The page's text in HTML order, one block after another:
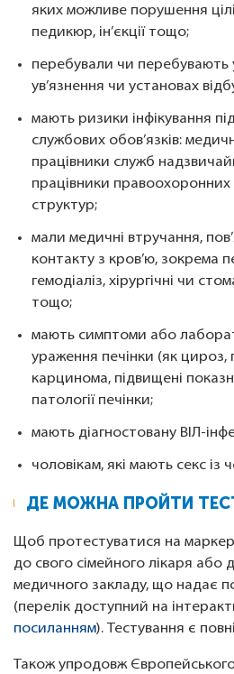
яких можливе порушення
педикюр, ін’єкції тощо;
перебували чи перебувають
ув’язнення чи установах
мають ризики інфікування
службових обов’язків:
працівники служб
працівники правоохоронних
структур;
мали медичні втручання,
контакту з кров’ю, зокрема
гемодіаліз, хірургічні чи
тощо;
мають симптоми або
ураження печінки (як
карцинома, підвищені
патології печінки;
мають діагностовану ВІЛ-
чоловікам, які мають секс із
ДЕ МОЖНА ПРОЙТИ
Щоб протестуватися на
до свого сімейного лікаря або
медичного закладу, що надає
(перелік доступний на
посиланням). Тестування є
Також упродовж